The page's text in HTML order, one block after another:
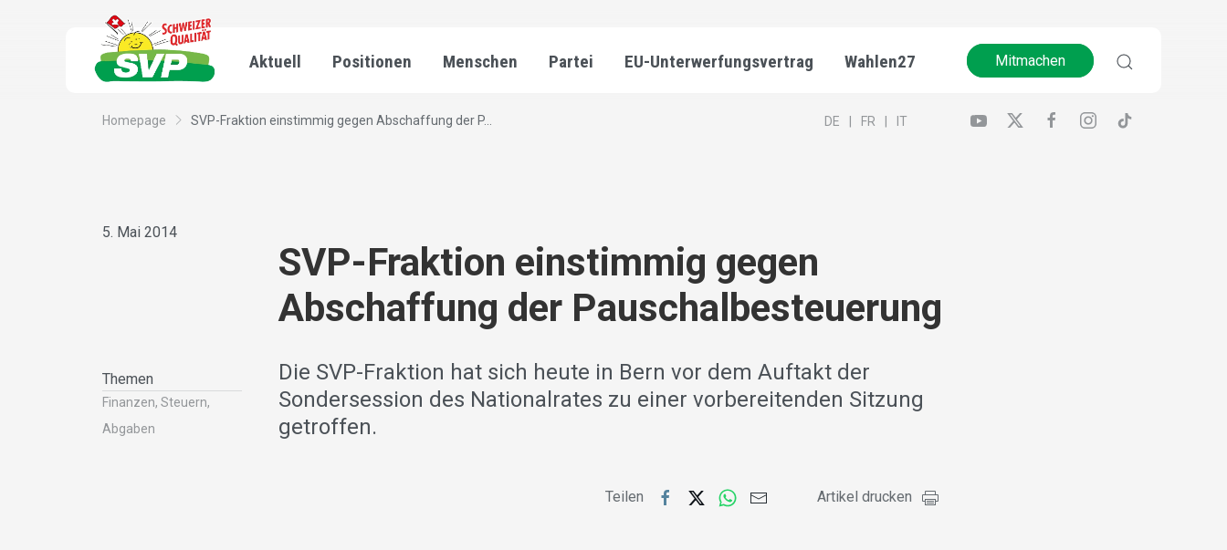
Aktuell Positionen Menschen Partei EU-Unterwerfungsvertrag Wahlen27 Mitmachen
Homepage SVP-Fraktion einstimmig gegen Abschaffung der P... DE FR IT
5. Mai 2014
Themen
Finanzen, Steuern,
Abgaben
SVP-Fraktion einstimmig gegen
Abschaffung der Pauschalbesteuerung
Die SVP-Fraktion hat sich heute in Bern vor dem Auftakt der
Sondersession des Nationalrates zu einer vorbereitenden Sitzung
getroffen.
Teilen Artikel drucken